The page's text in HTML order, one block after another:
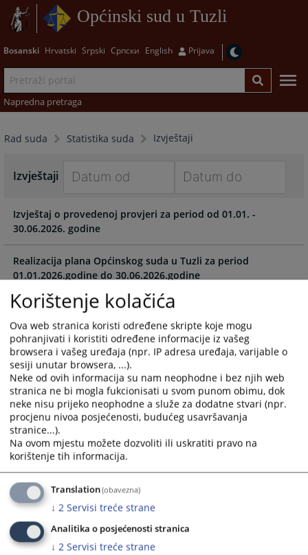
Općinski sud u Tuzli
Bosanski Hrvatski Srpski Српски English Prijava
Napredna pretraga
Rad suda Statistika suda Izvještaji
Izvještaji
forward
to
interact
with
the
calendar
and
select
a
date.
Press
the
question
mark
to
get
the
keyboard
shortcuts
changing
dates.
forward
interact
with
the
select
a
date.
the
question
mark
key
to
the
changing
Izvještaj o provedenoj provjeri za period od 01.01. -
30.06.2026. godine
Realizacija plana Općinskog suda u Tuzli za period
01.01.2026.godine do 30.06.2026.godine
Realizacija plana Općinskog suda u Tuzli za period
01.01.2026.godine do 31.03.2026.godine
Realizacija plana Općinskog suda u Tuzli za period
01.01.2025.godine do 31.12.2025.godine
Realizacija plana Općinskog suda u Tuzli za period
01.01.2025.godine do 30.06.2025.godine
Realizacija plana Općinskog suda u Tuzli za period
01.01.2025.godine do 31.03.2025.godine
Korištenje kolačića
Ova web stranica koristi određene skripte koje mogu
pohranjivati i koristiti određene informacije iz vašeg
browsera i vašeg uređaja (npr. IP adresa uređaja, varijable o
sesiji unutar browsera, ...).
Neke od ovih informacija su nam neophodne i bez njih web
stranica ne bi mogla fukcionisati u svom punom obimu, dok
neke nisu prijeko neophodne a služe za dodatne stvari (npr.
procjenu nivoa posjećenosti, budućeg usavršavanja
stranice...).
Na ovom mjestu možete dozvoliti ili uskratiti pravo na
korištenje tih informacija.
Translation(obavezna)
↓ 2 Servisi treće strane
Analitika o posjećenosti stranica
↓ 2 Servisi treće strane